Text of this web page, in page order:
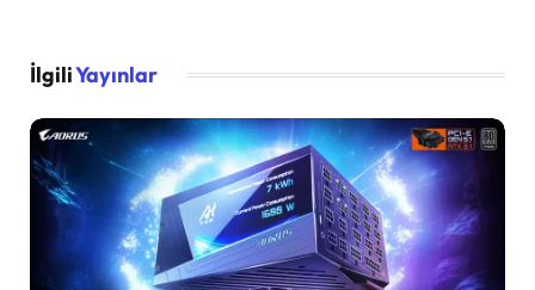
İlgiliYayınlar